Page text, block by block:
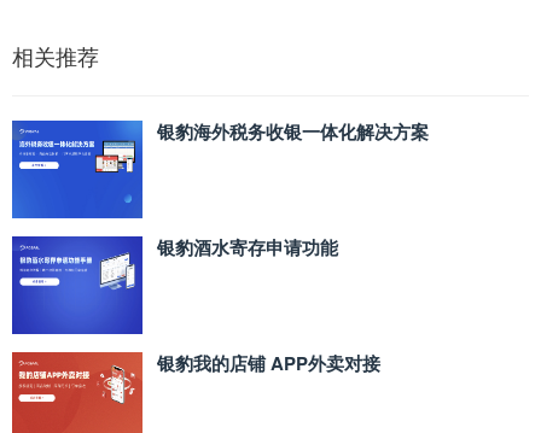
相关推荐
银豹海外税务收银一体化解决方案
银豹酒水寄存申请功能
银豹我的店铺 APP外卖对接